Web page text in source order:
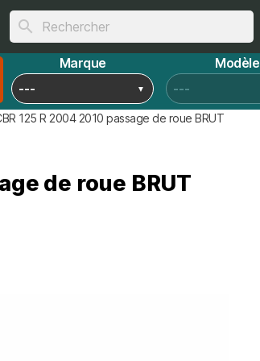
search
Marque Modèle
125 R 2004 2010 passage de roue BRUT
de roue BRUT